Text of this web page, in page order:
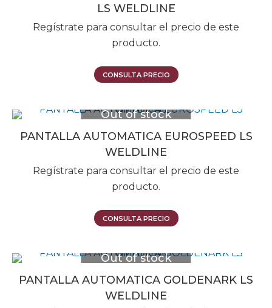
LS WELDLINE
Regístrate para consultar el precio de este
producto.
CONSULTA PRECIO
Out of stock
PANTALLA AUTOMATICA EUROSPEED LS
WELDLINE
Regístrate para consultar el precio de este
producto.
CONSULTA PRECIO
Out of stock
PANTALLA AUTOMATICA GOLDENARK LS
WELDLINE